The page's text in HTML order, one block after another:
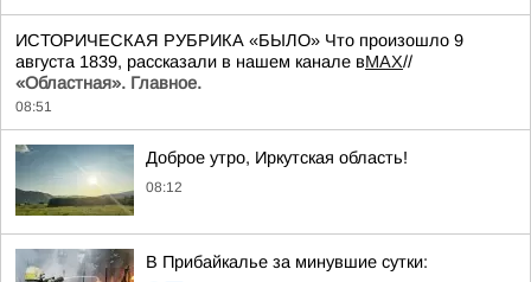
ИСТОРИЧЕСКАЯ РУБРИКА «БЫЛО» Что произошло 9
августа 1839, рассказали в нашем канале вMAX//
«Областная». Главное.
08:51
Доброе утро, Иркутская область!
08:12
В Прибайкалье за минувшие сутки: